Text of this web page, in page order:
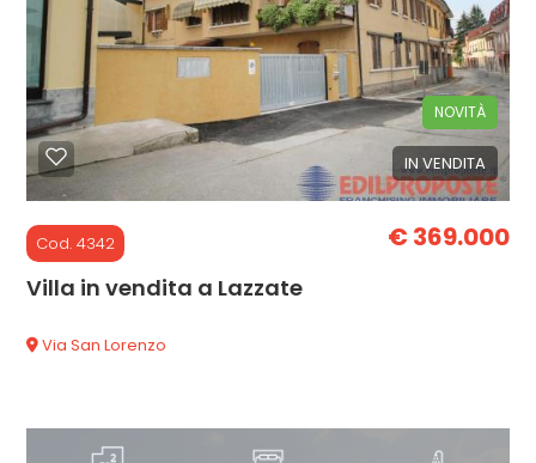
IN VENDITA
NOVITÀ
Cod. 4342 € 369.000
Villa in vendita a Lazzate
Via San Lorenzo
Balcone/Terrazzo
Ascensore
Arredato
Nuova costruzione